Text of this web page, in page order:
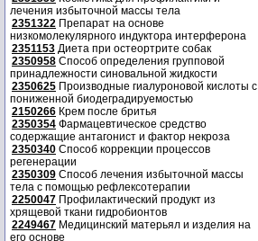
лечения избыточной массы тела
2351322 Препарат на основе
низкомолекулярного индуктора интерферона
2351153 Диета при остеортрите собак
2350958 Способ определения групповой
принадлежности синовальной жидкости
2350625 Производные гиалуроновой кислоты с
пониженной биодеградируемостью
2150266 Крем после бритья
2350354 Фармацевтическое средство
содержащие антагонист и фактор некроза
2350340 Способ коррекции процессов
регенерации
2350309 Способ лечения избыточной массы
тела с помощью рефлексотерапии
2250047 Профилактический продукт из
хрящевой ткани гидробионтов
2249467 Медицинский матерьял и изделия на
его основе